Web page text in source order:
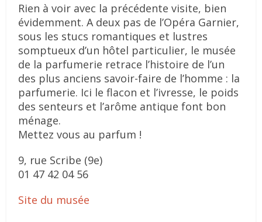
Rien à voir avec la précédente visite, bien
évidemment. A deux pas de l’Opéra Garnier,
sous les stucs romantiques et lustres
somptueux d’un hôtel particulier, le musée
de la parfumerie retrace l’histoire de l’un
des plus anciens savoir-faire de l’homme : la
parfumerie. Ici le flacon et l’ivresse, le poids
des senteurs et l’arôme antique font bon
ménage.
Mettez vous au parfum !
9, rue Scribe (9e)
01 47 42 04 56
Site du musée